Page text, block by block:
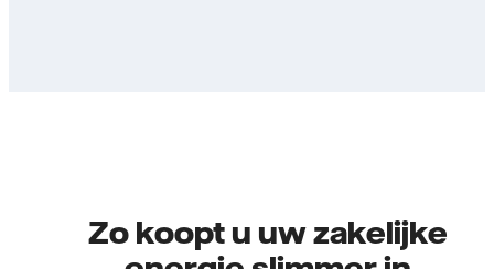
Zo koopt u uw zakelijke